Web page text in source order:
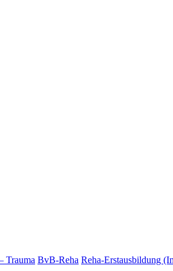
Trauma BvB-Reha Reha-Erstausbildung